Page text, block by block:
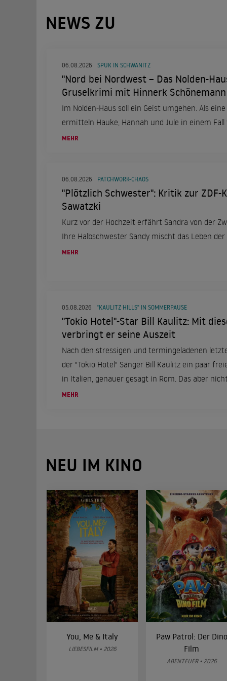
NEWS ZU
06.08.2026 SPUK IN SCHWANITZ
"Nord bei Nordwest – Das Nolden-
Gruselkrimi mit Hinnerk Schönemann
Im Nolden-Haus soll ein Geist umgehen. Als
ermitteln Hauke, Hannah und Jule in einem Fall
MEHR
06.08.2026 PATCHWORK-CHAOS
"Plötzlich Schwester": Kritik zur ZDF-
Sawatzki
Kurz vor der Hochzeit erfährt Sandra von der
Ihre Halbschwester Sandy mischt das Leben
MEHR
05.08.2026 "KAULITZ HILLS" IN SOMMERPAUSE
"Tokio Hotel"-Star Bill Kaulitz: Mit
verbringt er seine Auszeit
Nach den stressigen und termingeladenen
der "Tokio Hotel" Sänger Bill Kaulitz ein paar
in Italien, genauer gesagt in Rom. Das aber
einer ganz besonderen Frau an seiner Seite.
MEHR
NEU IM KINO
You, Me & Italy
LIEBESFILM • 2026
Paw Patrol: Der Dino
Film
ABENTEUER • 2026